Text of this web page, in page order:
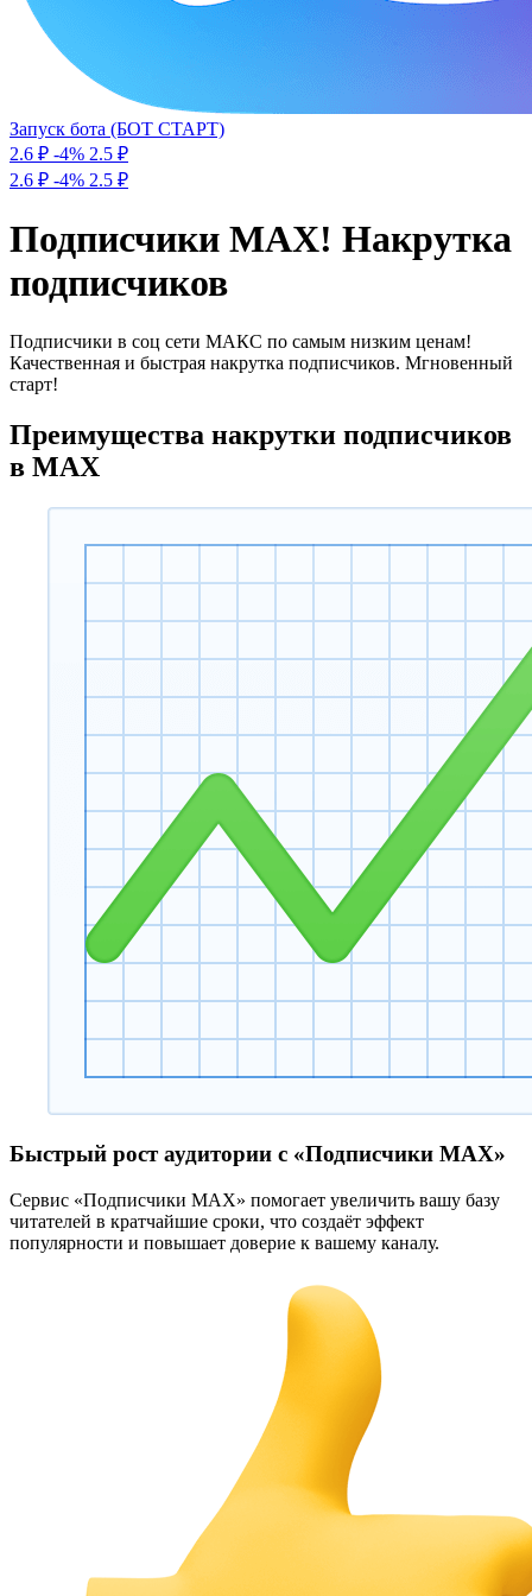
Запуск бота (БОТ СТАРТ)
2.6 ₽ -4% 2.5 ₽
2.6 ₽ -4% 2.5 ₽
Подписчики MAX! Накрутка
подписчиков
Подписчики в соц сети МАКС по самым низким ценам!
Качественная и быстрая накрутка подписчиков. Мгновенный
старт!
Преимущества накрутки подписчиков
в MAX
Быстрый рост аудитории с «Подписчики MAX»
Сервис «Подписчики MAX» помогает увеличить вашу базу
читателей в кратчайшие сроки, что создаёт эффект
популярности и повышает доверие к вашему каналу.